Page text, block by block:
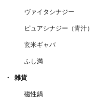
ヴァイタシナジー
ピュアシナジー（青汁）
玄米ギャバ
ふし満
雑貨
磁性鍋